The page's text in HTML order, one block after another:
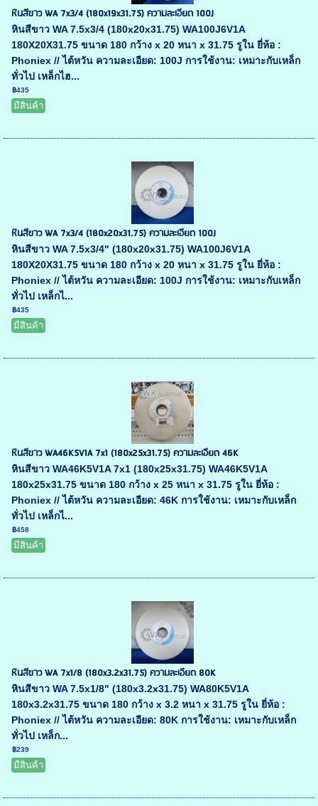
หินสีขาว WA 7x3/4 (180x19x31.75) ความละเอียด 100J
หินสีขาว WA 7.5x3/4 (180x20x31.75) WA100J6V1A
180X20X31.75 ขนาด 180 กว้าง x 20 หนา x 31.75 รูใน ยี่ห้อ :
Phoniex // ไต้หวัน ความละเอียด: 100J การใช้งาน: เหมาะกับเหล็ก
ทั่วไป เหล็กไฮ...
฿435
มีสินค้า
หินสีขาว WA 7x3/4 (180x20x31.75) ความละเอียด 100J
หินสีขาว WA 7.5x3/4" (180x20x31.75) WA100J6V1A
180X20X31.75 ขนาด 180 กว้าง x 20 หนา x 31.75 รูใน ยี่ห้อ :
Phoniex // ไต้หวัน ความละเอียด: 100J การใช้งาน: เหมาะกับเหล็ก
ทั่วไป เหล็กไ...
฿435
มีสินค้า
หินสีขาว WA46K5V1A 7x1 (180x25x31.75) ความละเอียด 46K
หินสีขาว WA46K5V1A 7x1 (180x25x31.75) WA46K5V1A
180x25x31.75 ขนาด 180 กว้าง x 25 หนา x 31.75 รูใน ยี่ห้อ :
Phoniex // ไต้หวัน ความละเอียด: 46K การใช้งาน: เหมาะกับเหล็ก
ทั่วไป เหล็กไ...
฿458
มีสินค้า
หินสีขาว WA 7x1/8 (180x3.2x31.75) ความละเอียด 80K
หินสีขาว WA 7.5x1/8" (180x3.2x31.75) WA80K5V1A
180x3.2x31.75 ขนาด 180 กว้าง x 3.2 หนา x 31.75 รูใน ยี่ห้อ :
Phoniex // ไต้หวัน ความละเอียด: 80K การใช้งาน: เหมาะกับเหล็ก
ทั่วไป เหล็ก...
฿239
มีสินค้า